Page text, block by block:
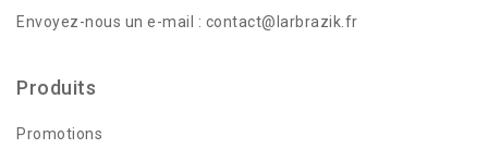
Envoyez-nous un e-mail : contact@larbrazik.fr
Produits
Promotions